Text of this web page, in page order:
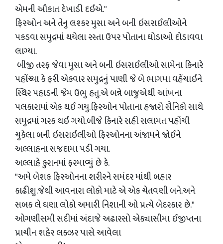
એમની ઔકાત દેખાડી દઈએ."
ફિરઓન અને તેનુ લશ્કર મુસા અને બની ઇસરાઈલીઓને
પકડવા સમુદ્રમાં થયેલા રસ્તા ઉપર પોતાના ઘોડાઓ દોડાવવા
લાગ્યા.
બીજી તરફ જેવા મુસા અને બની ઇસરાઈલીઓ સામેના કિનારે
પહોંચ્યા કે ફરી એકવાર સમુદ્રનું પાણી જે બે ભાગમા વહેંચાઈને
સ્થિર પહાડની જેમ ઉભુ હતુ.એ બન્ને બાજુએથી આંખના
પલકારામાં એક થઈ ગયુ.ફિરઓન પોતાના હજારો સૈનિકો સાથે
સમુદ્રમાં ગરક થઈ ગયો.બીજે કિનારે સહી સલામત પહોંચી
ચુકેલા બની ઇસરાઈલીઓ ફિરઓનના અંજામને જોઈને
અલ્લાહના સજદામા પડી ગયા.
અલ્લાહે કુરાનમાં ફરમાવ્યું છે કે.
"અમે બેશક ફિરઓનના શરીરને સમંદર માંથી બહાર
કાઢીશુ.જેથી આવનારા લોકો માટે એ એક ચેતવણી બને.અને
સબક લે ઘણા લોકો અમારી નિશાની ઓ પ્રત્યે બેદરકાર છે."
ઓગણીસમી સદીમાં અંદાજે અઢારસો એક્યાસીમા ઈજીપ્તના
પ્રાચીન શહેર લક્ઝર પાસે આવેલા